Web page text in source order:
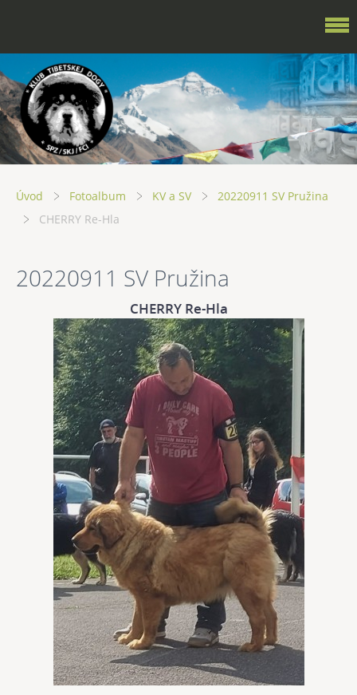
Úvod Fotoalbum KV a SV
20220911 SV Pružina
CHERRY Re-Hla
20220911 SV Pružina
CHERRY Re-Hla